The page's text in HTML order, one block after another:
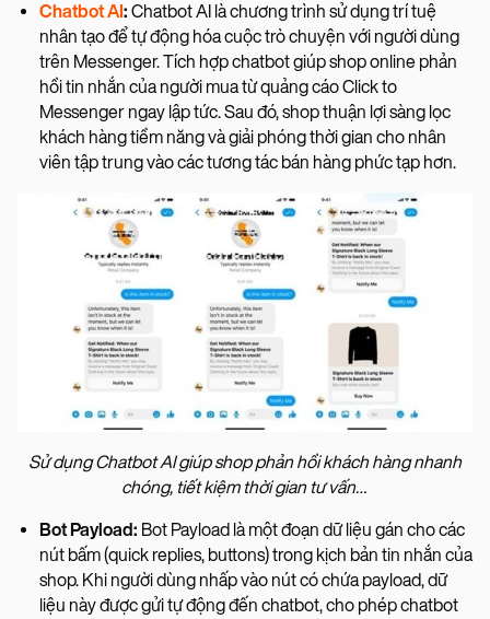
Chatbot AI: Chatbot AI là chương trình sử dụng trí tuệ
nhân tạo để tự động hóa cuộc trò chuyện với người dùng
trên Messenger. Tích hợp chatbot giúp shop online phản
hồi tin nhắn của người mua từ quảng cáo Click to
Messenger ngay lập tức. Sau đó, shop thuận lợi sàng lọc
khách hàng tiềm năng và giải phóng thời gian cho nhân
viên tập trung vào các tương tác bán hàng phức tạp hơn.
Sử dụng Chatbot AI giúp shop phản hồi khách hàng nhanh
chóng, tiết kiệm thời gian tư vấn…
Bot Payload: Bot Payload là một đoạn dữ liệu gán cho các
nút bấm (quick replies, buttons) trong kịch bản tin nhắn của
shop. Khi người dùng nhấp vào nút có chứa payload, dữ
liệu này được gửi tự động đến chatbot, cho phép chatbot